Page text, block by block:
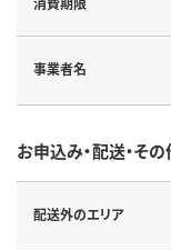
事業者名
お申込み・配送・そ
配送外のエリア